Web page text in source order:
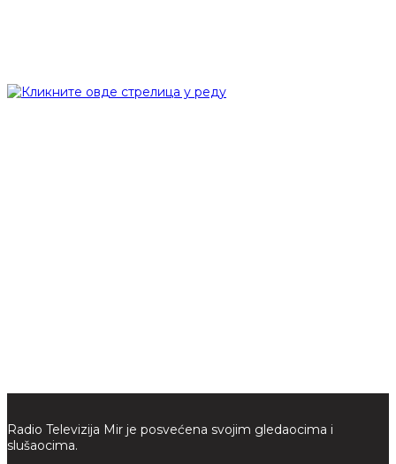
Radio Televizija Mir je posvećena svojim gledaocima i
slušaocima.